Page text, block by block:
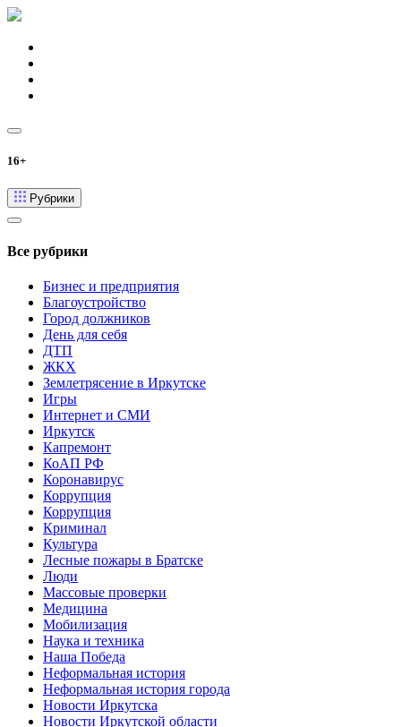
16+
Рубрики
Все рубрики
Бизнес и предприятия
Благоустройство
Город должников
День для себя
ДТП
ЖКХ
Землетрясение в Иркутске
Игры
Интернет и СМИ
Иркутск
Капремонт
КоАП РФ
Коронавирус
Коррупция
Коррупция
Криминал
Культура
Лесные пожары в Братске
Люди
Массовые проверки
Медицина
Мобилизация
Наука и техника
Наша Победа
Неформальная история
Неформальная история города
Новости Иркутска
Новости Иркутской области